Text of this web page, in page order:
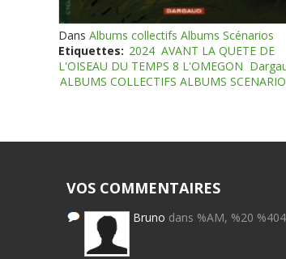
Dans Albums collectifs Albums Scénarios
Etiquettes: 2024 AVANT LA QUETE DE
L'OISEAU DU TEMPS 8 L'OMEGON
ALBUMS COLLECTIFS ALBUMS
VOS COMMENTAIRES
Bruno dans %AM, %20